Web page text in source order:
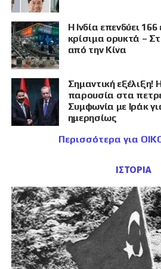
Η Ινδία επενδύει
κρίσιμα ορυκτά –
από την Κίνα
Σημαντική
παρουσία στα
Συμφωνία με Ιράκ
ημερησίως
Περισσότερα για
ΙΣΤΟΡΙΑ